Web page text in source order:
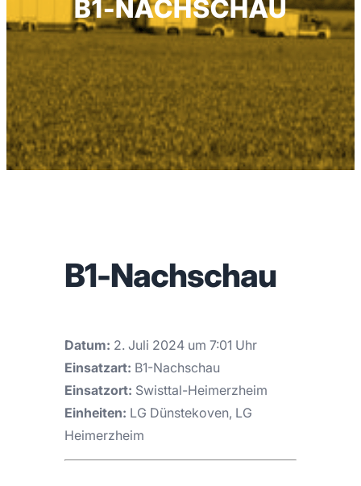
B1-NACHSCHAU
B1-Nachschau
Datum: 2. Juli 2024 um 7:01 Uhr
Einsatzart: B1-Nachschau
Einsatzort: Swisttal-Heimerzheim
Einheiten: LG Dünstekoven, LG
Heimerzheim